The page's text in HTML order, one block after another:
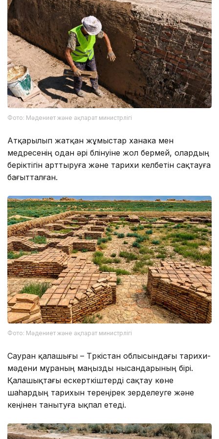
Фото: Мәдениет және ақпарат министрлігі
Атқарылып жатқан жұмыстар ханака мен
медресенің одан әрі бүлінуіне жол бермей, олардың
беріктігін арттыруға және тарихи келбетін сақтауға
бағытталған.
Фото: Мәдениет және ақпарат министрлігі
Сауран қалашығы – Түркістан облысындағы тарихи-
мәдени мұраның маңызды нысандарының бірі.
Қалашықтағы ескерткіштерді сақтау көне
шаһардың тарихын тереңірек зерделеуге және
кеңінен танытуға ықпал етеді.